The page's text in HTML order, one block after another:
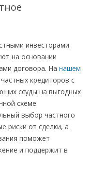
инвесторами
на основании
договора. На нашем
кредиторов с
ссуды на выгодных
схеме
выбор частного
риски от сделки, а
поможет
и поддержит в